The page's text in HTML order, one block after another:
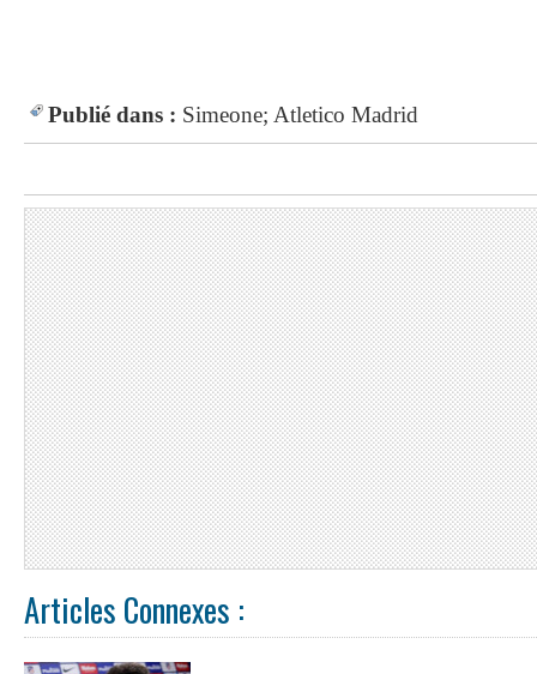
Publié dans : Simeone; Atletico Madrid
Articles Connexes :